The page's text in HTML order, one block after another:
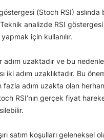
(Stoch RSI)
analizde RSI
için kullanılır.
uzaktadır ve bu nedenle
iki adım uzaklıktadır. Bu
adım uzakta olan
RSI’nın gerçek fiyat
satım koşulları geleneksel